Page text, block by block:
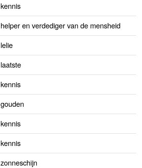
kennis
helper en verdediger van de mensheid
lelie
laatste
kennis
gouden
kennis
kennis
zonneschijn